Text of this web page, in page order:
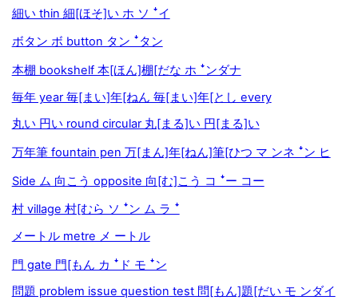
細い thin 細[ほそ]い ホ ソ ꜜイ
ボタン ボ button タン ꜜタン
本棚 bookshelf 本[ほん]棚[だな ホ ꜜンダナ
毎年 year 毎[まい]年[ねん 毎[まい]年[とし every
丸い 円い round circular 丸[まる]い 円[まる]い
万年筆 fountain pen 万[まん]年[ねん]筆[ひつ マ ンネ ꜜン ヒ
Side ム 向こう opposite 向[む]こう コ ꜜー コー
村 village 村[むら ソ ꜜン ム ラ ꜜ
メートル metre メ ートル
門 gate 門[もん カ ꜜド モ ꜜン
問題 problem issue question test 問[もん]題[だい モ ンダイ